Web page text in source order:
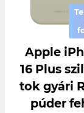
Apple
16 Plus
tok gyári
púder